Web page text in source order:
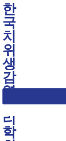
한
국
치
위
생
감
염
관
리
학